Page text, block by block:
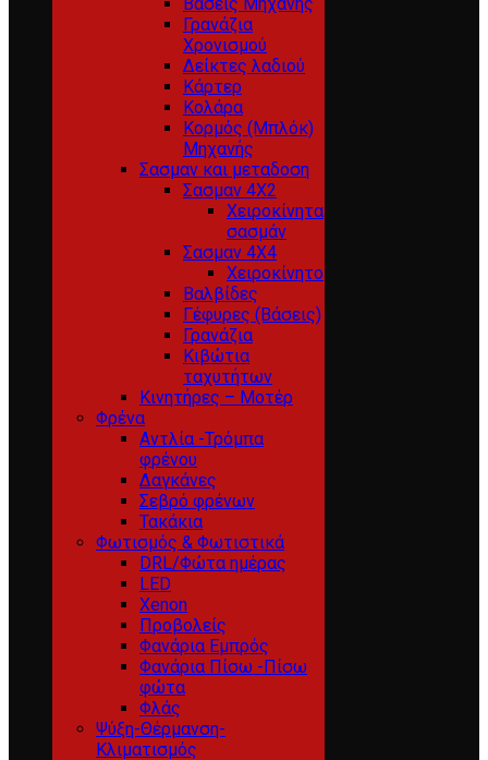
Γρανάζια
Χρονισμού
Δείκτες λαδιού
Κάρτερ
Κολάρα
Κορμός (Μπλόκ)
Μηχανής
Σασμαν και μεταδοση
Σασμαν 4Χ2
Χειροκίνητα
σασμάν
Σασμαν 4Χ4
Χειροκίνητο
Βαλβίδες
Γέφυρες (Βάσεις)
Γρανάζια
Κιβώτια
ταχυτήτων
Κινητήρες – Μοτέρ
Φρένα
Αντλία -Τρόμπα
φρένου
Δαγκάνες
Σεβρό φρένων
Τακάκια
Φωτισμός & Φωτιστικά
DRL/Φώτα ημέρας
LED
Xenon
Προβολείς
Φανάρια Εμπρός
Φανάρια Πίσω -Πίσω
φώτα
Φλάς
Ψύξη-Θέρμανση-
Κλιματισμός